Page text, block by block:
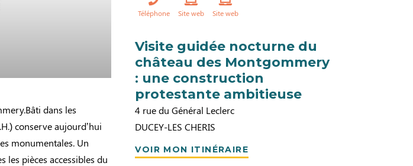
dans les
conserve aujourd’hui
monumentales. Un
les pièces accessibles du
Téléphone Site web Site web
Visite guidée nocturne du
château des Montgommery
: une construction
protestante ambitieuse
4 rue du Général Leclerc
DUCEY-LES CHERIS
VOIR MON ITINÉRAIRE